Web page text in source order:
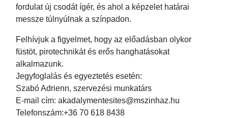
fordulat új csodát ígér, és ahol a képzelet határai
messze túlnyúlnak a színpadon.
Felhívjuk a figyelmet, hogy az előadásban olykor
füstöt, pirotechnikát és erős hanghatásokat
alkalmazunk.
Jegyfoglalás és egyeztetés esetén:
Szabó Adrienn, szervezési munkatárs
E-mail cím: akadalymentesites@mszinhaz.hu
Telefonszám:+36 70 618 8438